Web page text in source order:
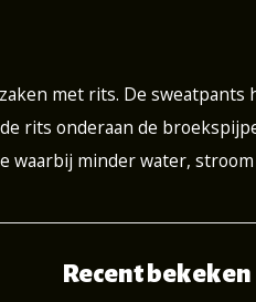
met rits. De
rits onderaan de
waarbij minder water,
Recent bekeken